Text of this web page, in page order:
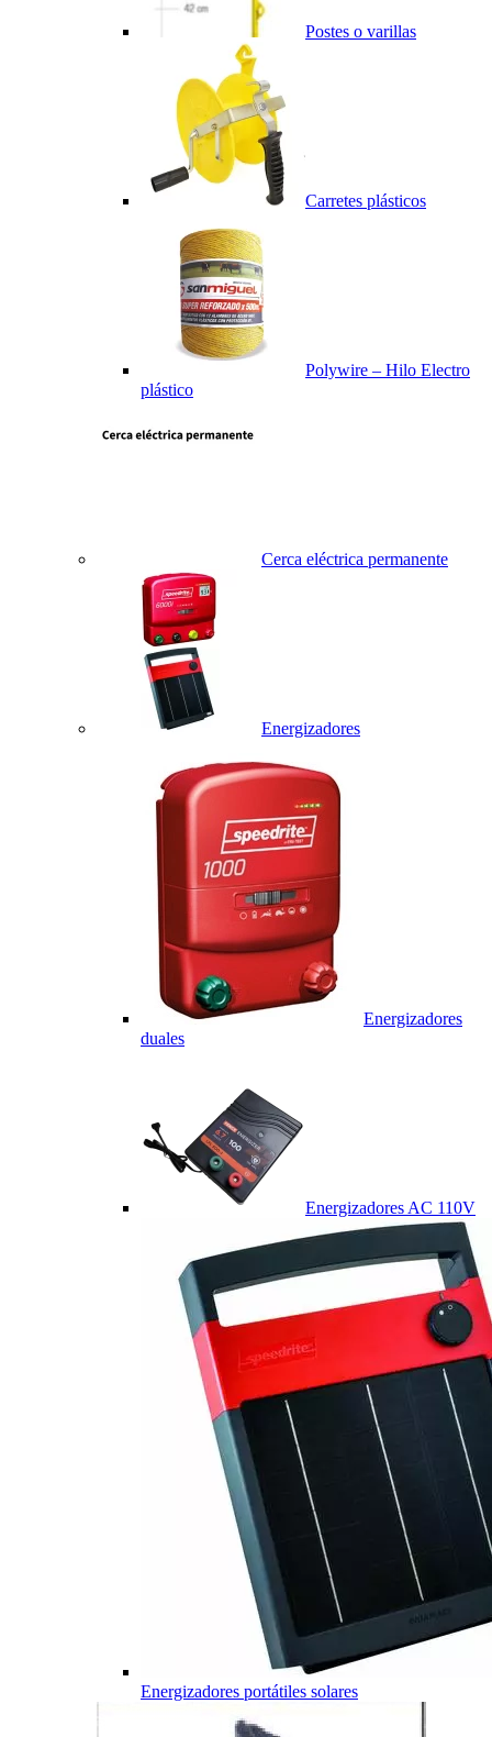
Postes o varillas
Carretes plásticos
Polywire – Hilo Electro
plástico
Cerca eléctrica permanente
Energizadores
Energizadores
duales
Energizadores AC 110V
Energizadores portátiles solares